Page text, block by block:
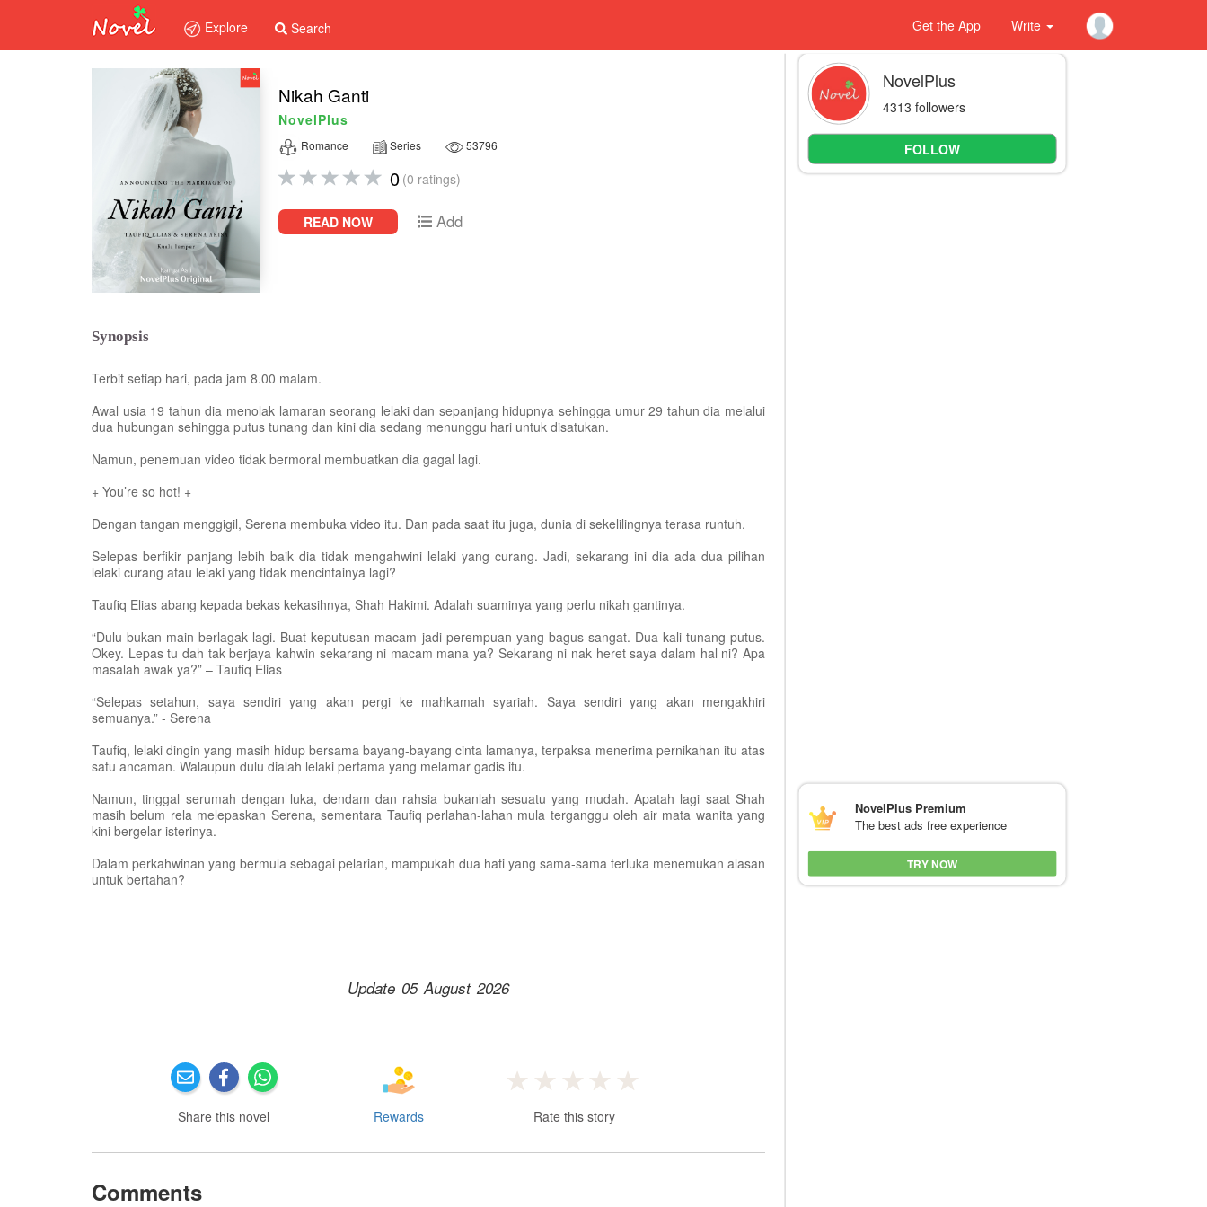
Explore Search Get the App Write
Nikah Ganti
NovelPlus
Romance Series 53796
0 (0 ratings)
READ NOW Add
Synopsis
Terbit setiap hari, pada jam 8.00 malam.
Awal usia 19 tahun dia menolak lamaran seorang lelaki dan sepanjang hidupnya sehingga umur 29 tahun dia melalui
dua hubungan sehingga putus tunang dan kini dia sedang menunggu hari untuk disatukan.
Namun, penemuan video tidak bermoral membuatkan dia gagal lagi.
+ You’re so hot! +
Dengan tangan menggigil, Serena membuka video itu. Dan pada saat itu juga, dunia di sekelilingnya terasa runtuh.
Selepas berfikir panjang lebih baik dia tidak mengahwini lelaki yang curang. Jadi, sekarang ini dia ada dua pilihan
lelaki curang atau lelaki yang tidak mencintainya lagi?
Taufiq Elias abang kepada bekas kekasihnya, Shah Hakimi. Adalah suaminya yang perlu nikah gantinya.
“Dulu bukan main berlagak lagi. Buat keputusan macam jadi perempuan yang bagus sangat. Dua kali tunang putus.
Okey. Lepas tu dah tak berjaya kahwin sekarang ni macam mana ya? Sekarang ni nak heret saya dalam hal ni? Apa
masalah awak ya?” – Taufiq Elias
“Selepas setahun, saya sendiri yang akan pergi ke mahkamah syariah. Saya sendiri yang akan mengakhiri
semuanya.” - Serena
Taufiq, lelaki dingin yang masih hidup bersama bayang-bayang cinta lamanya, terpaksa menerima pernikahan itu atas
satu ancaman. Walaupun dulu dialah lelaki pertama yang melamar gadis itu.
Namun, tinggal serumah dengan luka, dendam dan rahsia bukanlah sesuatu yang mudah. Apatah lagi saat Shah
masih belum rela melepaskan Serena, sementara Taufiq perlahan-lahan mula terganggu oleh air mata wanita yang
kini bergelar isterinya.
Dalam perkahwinan yang bermula sebagai pelarian, mampukah dua hati yang sama-sama terluka menemukan alasan
untuk bertahan?
Update 05 August 2026
Share this novel Rewards Rate this story
Comments
NovelPlus
4313 followers
FOLLOW
NovelPlus Premium
The best ads free experience
TRY NOW